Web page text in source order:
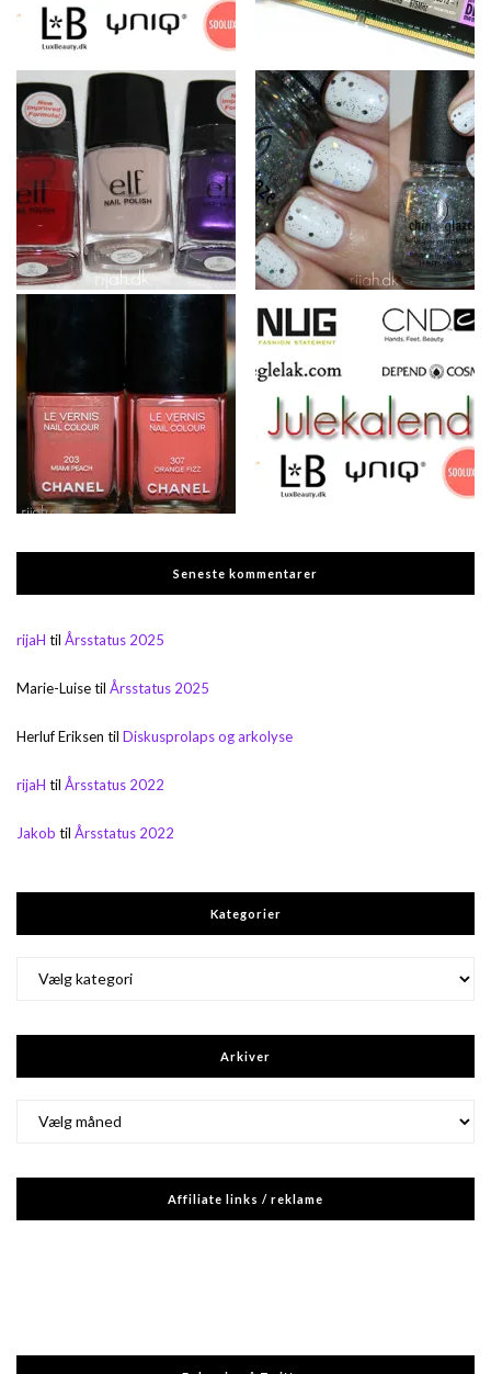
Seneste kommentarer
rijaH til Årsstatus 2025
Marie-Luisetil Årsstatus 2025
Herluf Eriksen til Diskusprolaps og arkolyse
rijaH til Årsstatus 2022
Jakob til Årsstatus 2022
Kategorier
Arkiver
Affiliate links / reklame